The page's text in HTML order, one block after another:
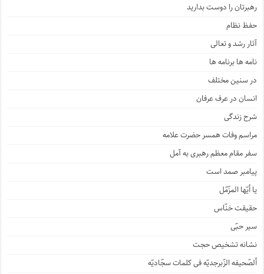
رهبرتان را دوست بدارید
حفظ نظام
آثار رشد و تعالی
نامه ها برنامه ها
در سنین مختلف
انسان در عرف عرفان
شرح زندگی
مراسم وفات همسر حضرت علامه
سفر مقام معظم رهبری به آمل
پیامبر صمد است
یا أیّها المزّمّل
حقیقت خنّاس
سیر حبّی
نشانه تشخیص حجت
ألصّحیفه الزّبرجدیّه فی کلمات سجّادیّه